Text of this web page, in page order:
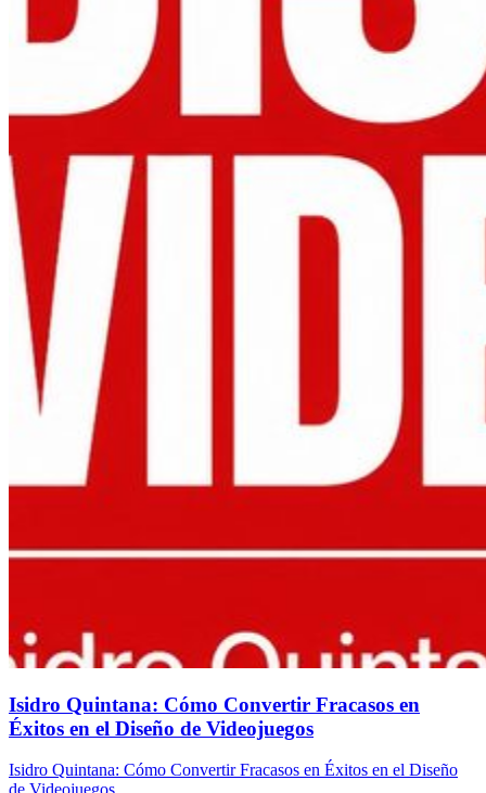
Isidro Quintana: Cómo Convertir Fracasos en
Éxitos en el Diseño de Videojuegos
Isidro Quintana: Cómo Convertir Fracasos en Éxitos en el Diseño